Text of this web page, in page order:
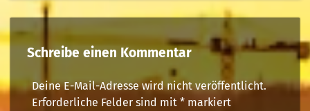
Schreibe einen Kommentar
Deine E-Mail-Adresse wird nicht veröffentlicht.
Erforderliche Felder sind mit *markiert